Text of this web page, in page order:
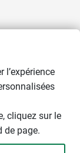
l’expérience
cliquez sur le
de page.